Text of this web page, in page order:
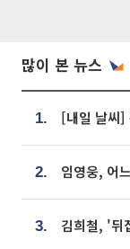
많이 본 뉴스
1.
2.
3.